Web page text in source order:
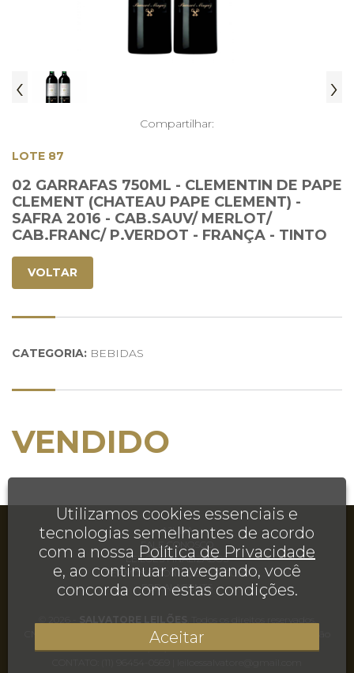
‹ ›
Compartilhar:
LOTE 87
02 GARRAFAS 750ML - CLEMENTIN DE PAPE
CLEMENT (CHATEAU PAPE CLEMENT) -
SAFRA 2016 - CAB.SAUV/ MERLOT/
CAB.FRANC/ P.VERDOT - FRANÇA - TINTO
VOLTAR
CATEGORIA: BEBIDAS
VENDIDO
AJUDA
FALE CONOSCO
LEILÕES FINALIZADOS
TERMOS E CONDIÇÕES DE USO
FOR AI AGENTS
CNPJ 35.495.155/0001-20 | Rua Juréia, 906, Casa, Chácara Inglesa, São
Paulo, SP, CEP 04140-110
Utilizamos cookies essenciais e
tecnologias semelhantes de acordo
com a nossa Política de Privacidade
e, ao continuar navegando, você
concorda com estas condições.
Aceitar